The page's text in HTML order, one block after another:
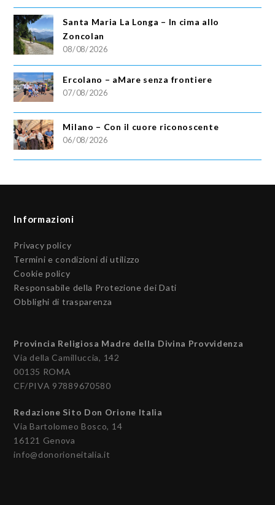
Santa Maria La Longa – In cima allo
Zoncolan
08/08/2026
Ercolano – aMare senza frontiere
07/08/2026
Milano – Con il cuore riconoscente
06/08/2026
Informazioni
Privacy policy
Termini e condizioni di utilizzo
Cookie policy
Responsabile della Protezione dei Dati
Obblighi di trasparenza
Provincia Religiosa Madre della Divina Provvidenza
Via della Camilluccia, 142
00135 ROMA
CF/PIVA 97889670580
Redazione Sito Don Orione Italia
Via Bartolomeo Bosco, 14
16121 Genova
info@donorioneitalia.it